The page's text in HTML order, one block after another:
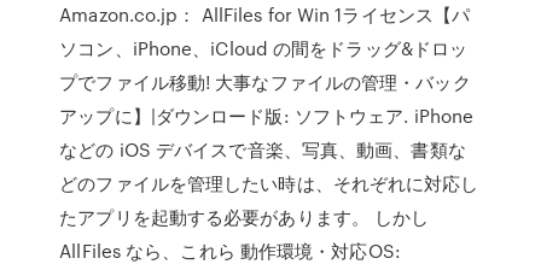
Amazon.co.jp： AllFiles for Win 1ライセンス【パ
ソコン、iPhone、iCloud の間をドラッグ&ドロッ
プでファイル移動! 大事なファイルの管理・バック
アップに】|ダウンロード版: ソフトウェア. iPhone
などの iOS デバイスで音楽、写真、動画、書類な
どのファイルを管理したい時は、それぞれに対応し
たアプリを起動する必要があります。 しかし
AllFiles なら、これら 動作環境・対応OS: